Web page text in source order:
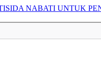
NABATI UNTUK